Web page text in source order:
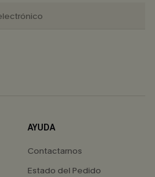
AYUDA
Contactarnos
Estado del Pedido